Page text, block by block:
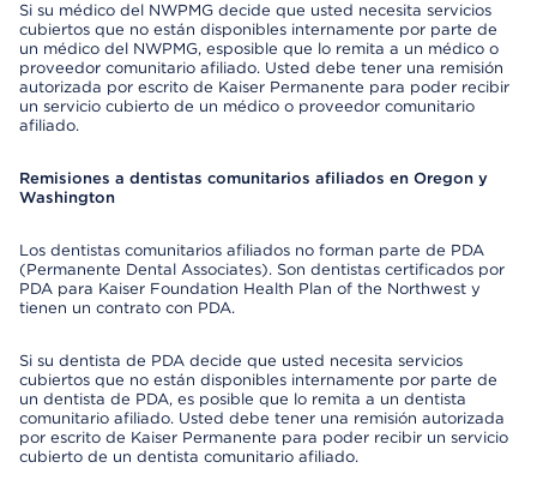
Si su médico del NWPMG decide que usted necesita servicios
cubiertos que no están disponibles internamente por parte de
un médico del NWPMG, esposible que lo remita a un médico o
proveedor comunitario afiliado. Usted debe tener una remisión
autorizada por escrito de Kaiser Permanente para poder recibir
un servicio cubierto de un médico o proveedor comunitario
afiliado.
Remisiones a dentistas comunitarios afiliados en Oregon y
Washington
Los dentistas comunitarios afiliados no forman parte de PDA
(Permanente Dental Associates). Son dentistas certificados por
PDA para Kaiser Foundation Health Plan of the Northwest y
tienen un contrato con PDA.
Si su dentista de PDA decide que usted necesita servicios
cubiertos que no están disponibles internamente por parte de
un dentista de PDA, es posible que lo remita a un dentista
comunitario afiliado. Usted debe tener una remisión autorizada
por escrito de Kaiser Permanente para poder recibir un servicio
cubierto de un dentista comunitario afiliado.